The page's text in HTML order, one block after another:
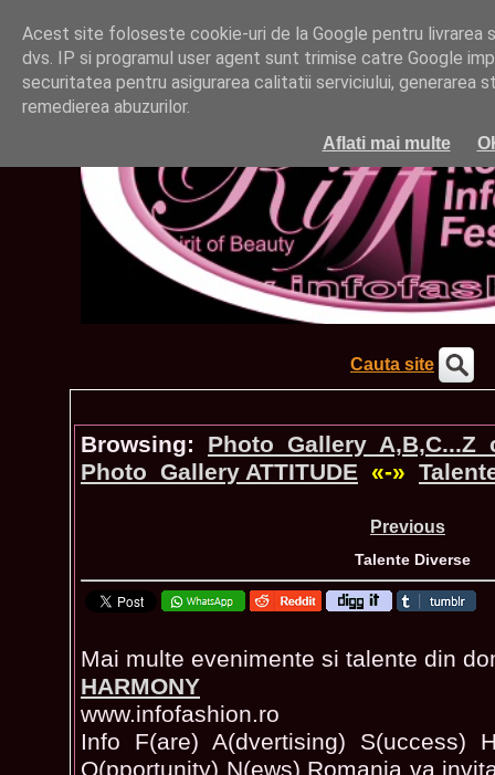
Acest site foloseste cookie-uri de la Google pentru livrarea
dvs. IP si programul user agent sunt trimise catre Google
securitatea pentru asigurarea calitatii serviciului, generarea
remedierea abuzurilor.
Aflati mai multe
Cauta site
Browsing:
Photo_Gallery
Photo_Gallery ATTITUDE «-»
Previous
Talente Diverse
Mai multe evenimente si talente din
HARMONY
www.infofashion.ro
Info F(are) A(dvertising) S(uccess)
O(pportunity) N(ews) Romania va